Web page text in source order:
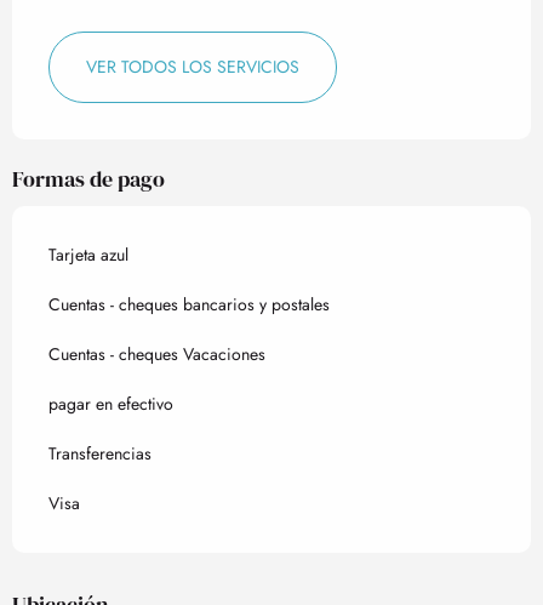
VER TODOS LOS SERVICIOS
Formas de pago
Tarjeta azul
Cuentas - cheques bancarios y postales
Cuentas - cheques Vacaciones
pagar en efectivo
Transferencias
Visa